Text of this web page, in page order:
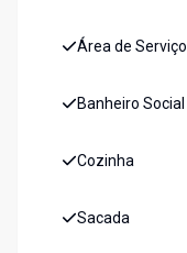
Área de Serviço
Banheiro Social
Cozinha
Sacada